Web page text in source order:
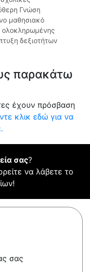
Γνώση
μαθησιακό
ολοκληρωμένης
δεξιοτήτων
παρακάτω
έχουν πρόσβαση
κλικ εδώ για να
σας?
να λάβετε το
σας